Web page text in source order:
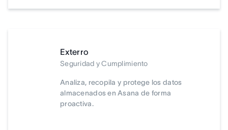
Exterro
Seguridad y Cumplimiento
Analiza, recopila y protege los datos
almacenados en Asana de forma
proactiva.